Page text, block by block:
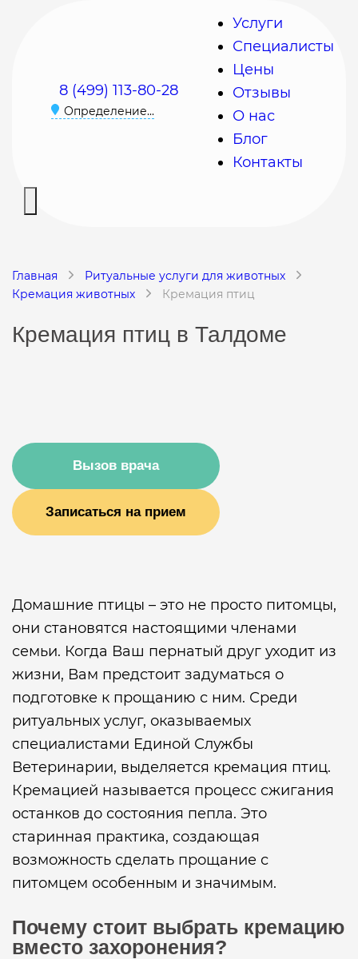
Услуги
Специалисты
Цены
Отзывы
О нас
Блог
Контакты
8 (499) 113-80-28
Определение...
Главная
Ритуальные услуги для животных
Кремация животных
Кремация птиц
Кремация птиц в Талдоме
Вызов врача
Записаться на прием
Домашние птицы – это не просто питомцы,
они становятся настоящими членами
семьи. Когда Ваш пернатый друг уходит из
жизни, Вам предстоит задуматься о
подготовке к прощанию с ним. Среди
ритуальных услуг, оказываемых
специалистами Единой Службы
Ветеринарии, выделяется кремация птиц.
Кремацией называется процесс сжигания
останков до состояния пепла. Это
старинная практика, создающая
возможность сделать прощание с
питомцем особенным и значимым.
Почему стоит выбрать кремацию
вместо захоронения?